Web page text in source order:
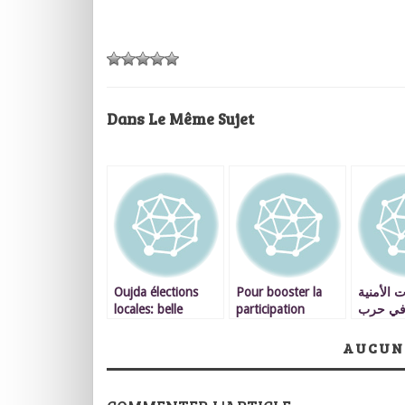
Dans Le Même Sujet
Oujda élections
locales: belle
Pour booster la
participation
الأمنية
في حرب
الجريمة